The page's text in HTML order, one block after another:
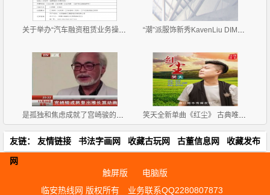
关于举办“汽车融资租赁业务操作流程、风险控制与 租 “潮”派服饰新秀KavenLiu DIMOR 2019招商正式拉开帷
是孤独和焦虑成就了宫崎骏的伟大 笑天全新单曲《红尘》 古典唯美范儿来袭
友链： 友情链接 书法字画网 收藏古玩网 古董信息网 收藏发布
网
触屏版
电脑版
临安热线网 版权所有
业务联系QQ2280807873